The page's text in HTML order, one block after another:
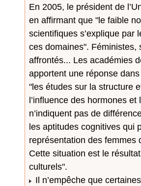
En 2005, le président de
en affirmant que "le faible
scientifiques s’explique par
ces domaines". Féministes,
affrontés... Les académies
apportent une réponse
"les études sur la structure
l’influence des hormones et
n’indiquent pas de
les aptitudes cognitives qui
représentation des femmes
Cette situation est le
culturels".
Il n’empêche que